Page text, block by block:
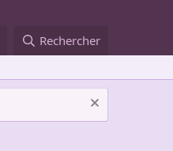
Rechercher